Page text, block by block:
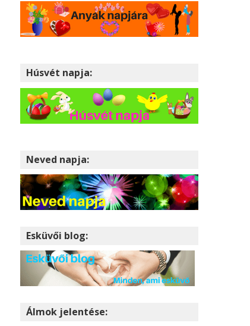
Húsvét napja:
Neved napja:
Esküvői blog:
Álmok jelentése: